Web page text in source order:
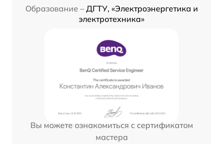
Образование – ДГТУ, «Электроэнергетика и
электротехника»
Вы можете ознакомиться с сертификатом
мастера